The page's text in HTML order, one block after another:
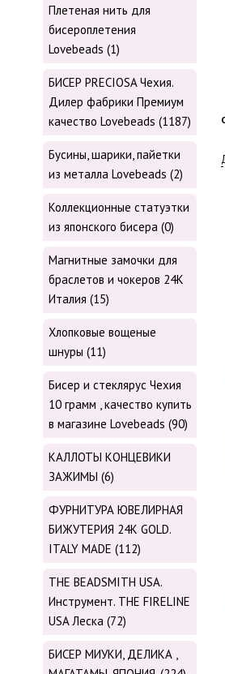
Плетеная нить для
бисероплетения
Lovebeads (1)
БИСЕР PRECIOSA Чехия.
Дилер фабрики Премиум
качество Lovebeads (1187)
Бусины, шарики, пайетки
из металла Lovebeads (2)
Коллекционные статуэтки
из японского бисера (0)
Магнитные замочки для
браслетов и чокеров 24К
Италия (15)
Хлопковые вощеные
шнуры (11)
Бисер и стеклярус Чехия
10 грамм , качество купить
в магазине Lovebeads (90)
КАЛЛОТЫ КОНЦЕВИКИ
ЗАЖИМЫ (6)
ФУРНИТУРА ЮВЕЛИРНАЯ
БИЖУТЕРИЯ 24К GOLD.
ITALY MADE (112)
THE BEADSMITH USA.
Инструмент. THE FIRELINE
USA Леска (72)
БИСЕР МИУКИ, ДЕЛИКА ,